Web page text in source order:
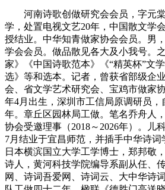
河南诗歌创做研究会会员，字元棠
学，处置电视文艺20年，中国散文学
授结业。中华知青做家协会会员。男
学会会员。做品散见各大及小我号。
家》《中国诗歌范本》《“精英杯”文
选》等和选本。记者，曾获省部级企
会、省文学艺术研究会、宝鸡市做家
年4月出生，深圳市工信局原调研员
年。章丘区园林局工做。笔名乔舟人
协会受邀理事（2018～2026年）。儿
7月结业于宜昌师范，并插手中华诗
日本横滨国立大学工学博士，郑邦敬
诗人，黄河科技学院编导系副从任、
网、诗词吾爱网、诗词云、大中华诗